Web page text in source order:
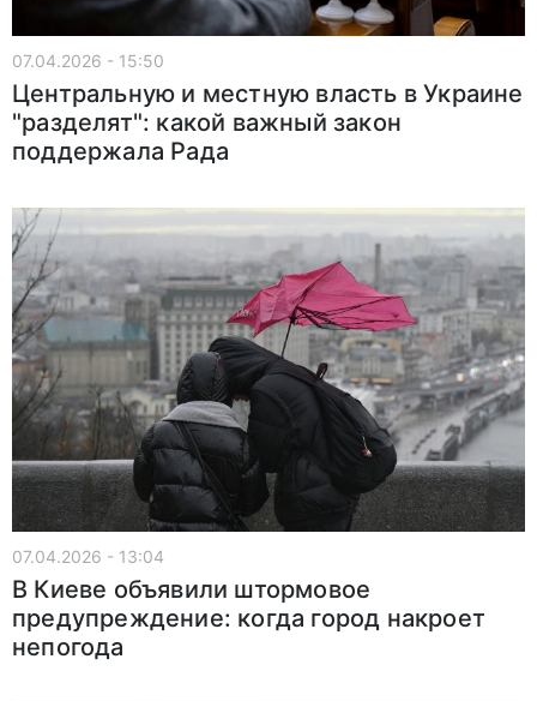
07.04.2026 - 15:50
Центральную и местную власть в Украине
"разделят": какой важный закон
поддержала Рада
07.04.2026 - 13:04
В Киеве объявили штормовое
предупреждение: когда город накроет
непогода